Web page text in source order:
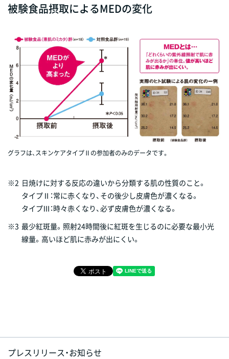
被験食品摂取によるMEDの変化
グラフは、スキンケアタイプⅡの参加者のみのデータです。
※2 日焼けに対する反応の違いから分類する肌の性質のこと。
タイプⅡ：常に赤くなり、その後少し皮膚色が濃くなる。
タイプⅢ：時々赤くなり、必ず皮膚色が濃くなる。
※3 最少紅斑量。照射24時間後に紅斑を生じるのに必要な最小光
線量。高いほど肌に赤みが出にくい。
プレスリリース・お知らせ